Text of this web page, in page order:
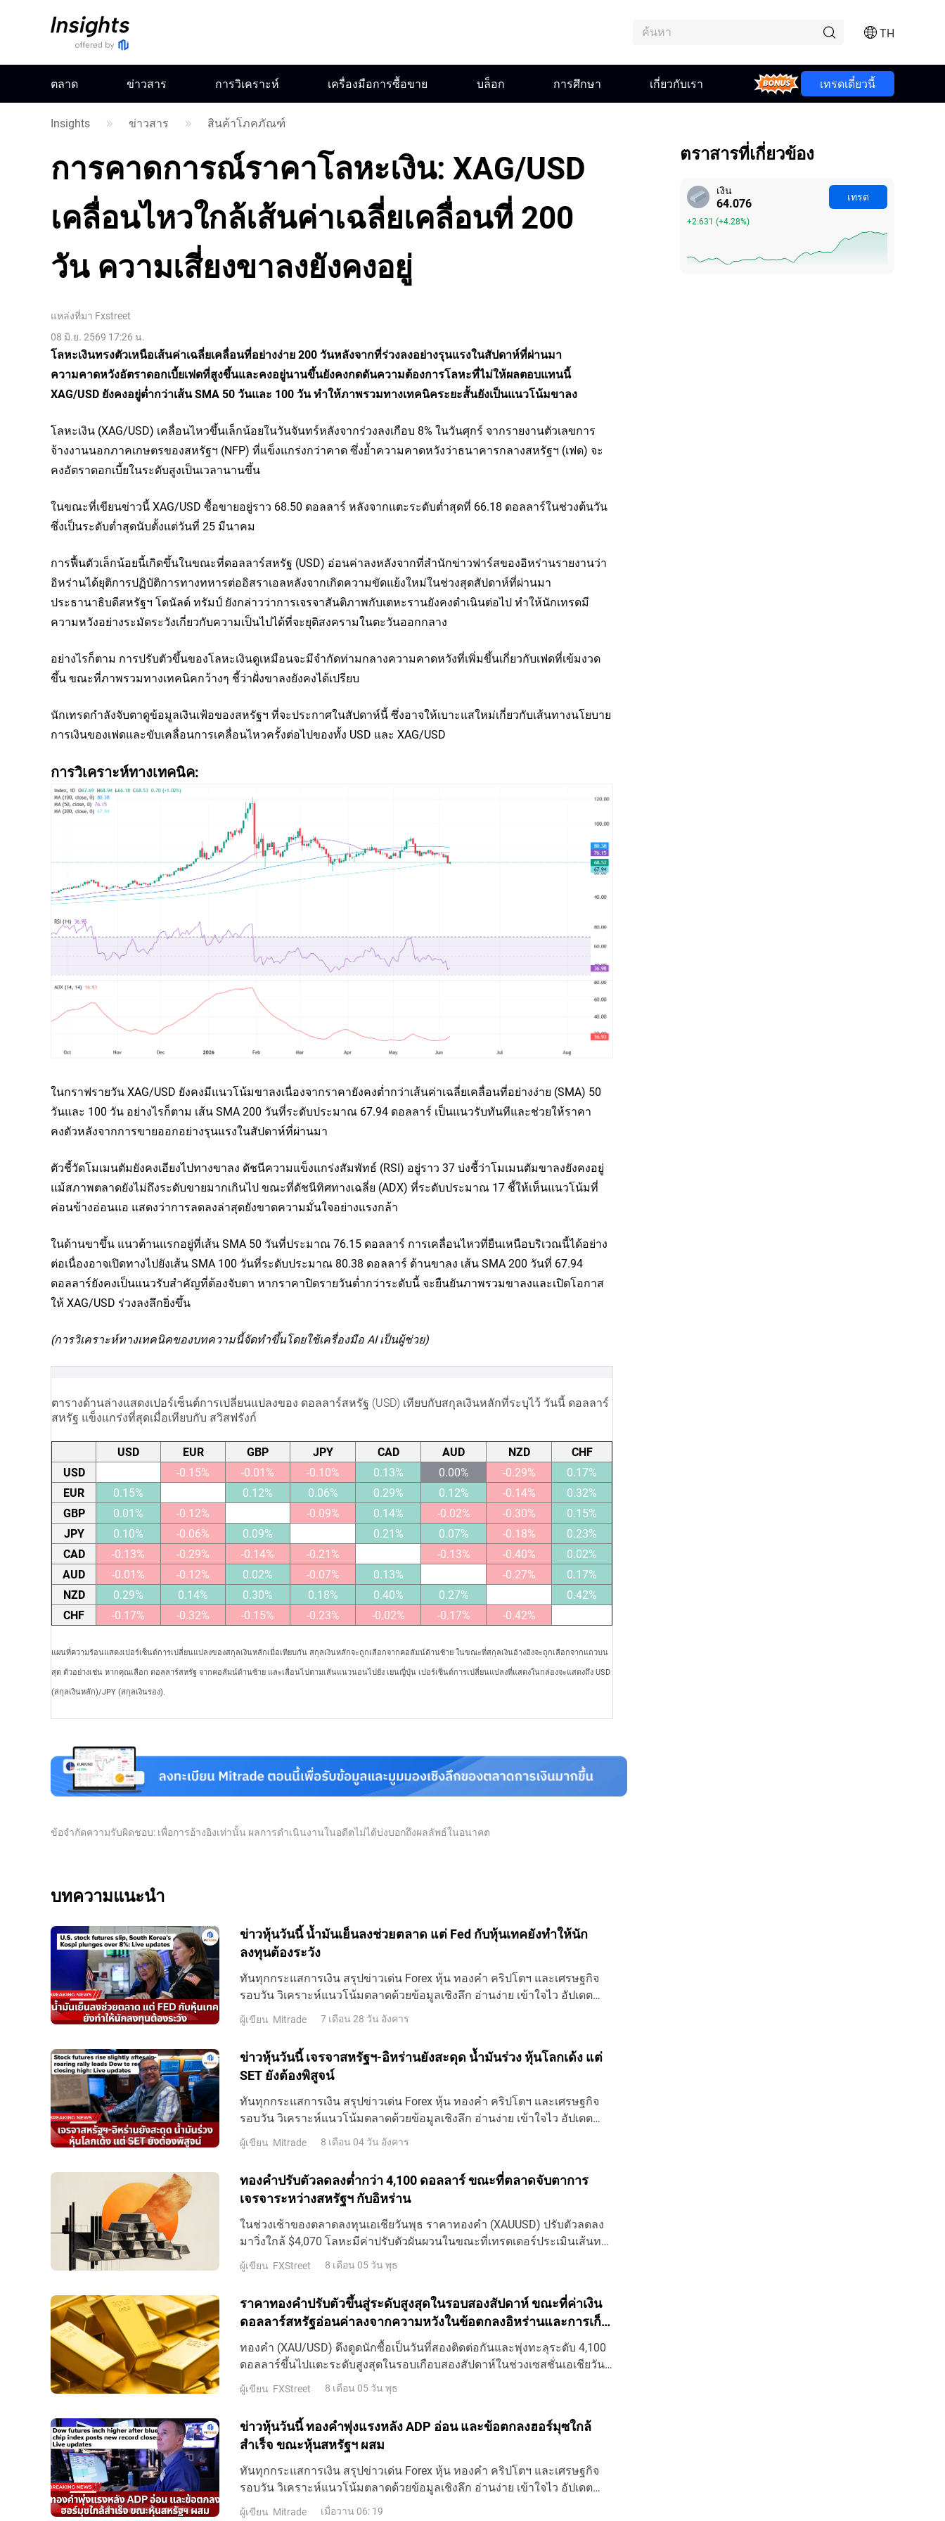
TH
ตลาด ข่าวสาร การวิเคราะห์ เครื่องมือการซื้อขาย บล็อก การศึกษา เกี่ยวกับเรา Bonus เทรดเดี๋ยวนี้
Insights ข่าวสาร สินค้าโภคภัณฑ์
การคาดการณ์ราคาโลหะเงิน: XAG/USD
เคลื่อนไหวใกล้เส้นค่าเฉลี่ยเคลื่อนที่ 200
วัน ความเสี่ยงขาลงยังคงอยู่
แหล่งที่มา Fxstreet
08 มิ.ย. 2569 17:26 น.
โลหะเงินทรงตัวเหนือเส้นค่าเฉลี่ยเคลื่อนที่อย่างง่าย 200 วันหลังจากที่ร่วงลงอย่างรุนแรงในสัปดาห์ที่ผ่านมา
ความคาดหวังอัตราดอกเบี้ยเฟดที่สูงขึ้นและคงอยู่นานขึ้นยังคงกดดันความต้องการโลหะที่ไม่ให้ผลตอบแทนนี้
XAG/USD ยังคงอยู่ต่ำกว่าเส้น SMA 50 วันและ 100 วัน ทำให้ภาพรวมทางเทคนิคระยะสั้นยังเป็นแนวโน้มขาลง
โลหะเงิน (XAG/USD) เคลื่อนไหวขึ้นเล็กน้อยในวันจันทร์หลังจากร่วงลงเกือบ 8% ในวันศุกร์ จากรายงานตัวเลขการ
จ้างงานนอกภาคเกษตรของสหรัฐฯ (NFP) ที่แข็งแกร่งกว่าคาด ซึ่งย้ำความคาดหวังว่าธนาคารกลางสหรัฐฯ (เฟด) จะ
คงอัตราดอกเบี้ยในระดับสูงเป็นเวลานานขึ้น
ในขณะที่เขียนข่าวนี้ XAG/USD ซื้อขายอยู่ราว 68.50 ดอลลาร์ หลังจากแตะระดับต่ำสุดที่ 66.18 ดอลลาร์ในช่วงต้นวัน
ซึ่งเป็นระดับต่ำสุดนับตั้งแต่วันที่ 25 มีนาคม
การฟื้นตัวเล็กน้อยนี้เกิดขึ้นในขณะที่ดอลลาร์สหรัฐ (USD) อ่อนค่าลงหลังจากที่สำนักข่าวฟาร์สของอิหร่านรายงานว่า
อิหร่านได้ยุติการปฏิบัติการทางทหารต่ออิสราเอลหลังจากเกิดความขัดแย้งใหม่ในช่วงสุดสัปดาห์ที่ผ่านมา
ประธานาธิบดีสหรัฐฯ โดนัลด์ ทรัมป์ ยังกล่าวว่าการเจรจาสันติภาพกับเตหะรานยังคงดำเนินต่อไป ทำให้นักเทรดมี
ความหวังอย่างระมัดระวังเกี่ยวกับความเป็นไปได้ที่จะยุติสงครามในตะวันออกกลาง
อย่างไรก็ตาม การปรับตัวขึ้นของโลหะเงินดูเหมือนจะมีจำกัดท่ามกลางความคาดหวังที่เพิ่มขึ้นเกี่ยวกับเฟดที่เข้มงวด
ขึ้น ขณะที่ภาพรวมทางเทคนิคกว้างๆ ชี้ว่าฝั่งขาลงยังคงได้เปรียบ
นักเทรดกำลังจับตาดูข้อมูลเงินเฟ้อของสหรัฐฯ ที่จะประกาศในสัปดาห์นี้ ซึ่งอาจให้เบาะแสใหม่เกี่ยวกับเส้นทางนโยบาย
การเงินของเฟดและขับเคลื่อนการเคลื่อนไหวครั้งต่อไปของทั้ง USD และ XAG/USD
การวิเคราะห์ทางเทคนิค:
ในกราฟรายวัน XAG/USD ยังคงมีแนวโน้มขาลงเนื่องจากราคายังคงต่ำกว่าเส้นค่าเฉลี่ยเคลื่อนที่อย่างง่าย (SMA) 50
วันและ 100 วัน อย่างไรก็ตาม เส้น SMA 200 วันที่ระดับประมาณ 67.94 ดอลลาร์ เป็นแนวรับทันทีและช่วยให้ราคา
คงตัวหลังจากการขายออกอย่างรุนแรงในสัปดาห์ที่ผ่านมา
ตัวชี้วัดโมเมนตัมยังคงเอียงไปทางขาลง ดัชนีความแข็งแกร่งสัมพัทธ์ (RSI) อยู่ราว 37 บ่งชี้ว่าโมเมนตัมขาลงยังคงอยู่
แม้สภาพตลาดยังไม่ถึงระดับขายมากเกินไป ขณะที่ดัชนีทิศทางเฉลี่ย (ADX) ที่ระดับประมาณ 17 ชี้ให้เห็นแนวโน้มที่
ค่อนข้างอ่อนแอ แสดงว่าการลดลงล่าสุดยังขาดความมั่นใจอย่างแรงกล้า
ในด้านขาขึ้น แนวต้านแรกอยู่ที่เส้น SMA 50 วันที่ประมาณ 76.15 ดอลลาร์ การเคลื่อนไหวที่ยืนเหนือบริเวณนี้ได้อย่าง
ต่อเนื่องอาจเปิดทางไปยังเส้น SMA 100 วันที่ระดับประมาณ 80.38 ดอลลาร์ ด้านขาลง เส้น SMA 200 วันที่ 67.94
ดอลลาร์ยังคงเป็นแนวรับสำคัญที่ต้องจับตา หากราคาปิดรายวันต่ำกว่าระดับนี้ จะยืนยันภาพรวมขาลงและเปิดโอกาส
ให้ XAG/USD ร่วงลงลึกยิ่งขึ้น
(การวิเคราะห์ทางเทคนิคของบทความนี้จัดทำขึ้นโดยใช้เครื่องมือ AI เป็นผู้ช่วย)
ตารางด้านล่างแสดงเปอร์เซ็นต์การเปลี่ยนแปลงของ ดอลลาร์สหรัฐ (USD) เทียบกับสกุลเงินหลักที่ระบุไว้ วันนี้ ดอลลาร์
สหรัฐ แข็งแกร่งที่สุดเมื่อเทียบกับ สวิสฟรังก์
USD EUR GBP JPY CAD AUD NZD
CHF
USD
-0.15% -0.01% -0.10% 0.13% 0.00% -0.29%
0.17%
EUR
0.15% 0.12% 0.06% 0.29% 0.12% -0.14%
0.32%
GBP
0.01% -0.12% -0.09% 0.14% -0.02% -0.30%
0.15%
JPY
0.10% -0.06% 0.09% 0.21% 0.07% -0.18%
0.23%
CAD
-0.13% -0.29% -0.14% -0.21% -0.13% -0.40%
0.02%
AUD
-0.01% -0.12% 0.02% -0.07% 0.13% -0.27%
0.17%
NZD
0.29% 0.14% 0.30% 0.18% 0.40% 0.27%
0.42%
CHF
-0.17% -0.32% -0.15% -0.23% -0.02% -0.17% -0.42%
แผนที่ความร้อนแสดงเปอร์เซ็นต์การเปลี่ยนแปลงของสกุลเงินหลักเมื่อเทียบกัน สกุลเงินหลักจะถูกเลือกจากคอลัมน์ด้านซ้าย ในขณะที่สกุลเงินอ้างอิงจะถูกเลือกจากแถวบน
สุด ตัวอย่างเช่น หากคุณเลือก ดอลลาร์สหรัฐ จากคอลัมน์ด้านซ้าย และเลื่อนไปตามเส้นแนวนอนไปยัง เยนญี่ปุ่น เปอร์เซ็นต์การเปลี่ยนแปลงที่แสดงในกล่องจะแสดงถึง USD
(สกุลเงินหลัก)/JPY (สกุลเงินรอง).
ข้อจำกัดความรับผิดชอบ: เพื่อการอ้างอิงเท่านั้น ผลการดำเนินงานในอดีตไม่ได้บ่งบอกถึงผลลัพธ์ในอนาคต
บทความแนะนำ
ข่าวหุ้นวันนี้ น้ำมันเย็นลงช่วยตลาด แต่ Fed กับหุ้นเทคยังทำให้นัก
ลงทุนต้องระวัง
ทันทุกกระแสการเงิน สรุปข่าวเด่น Forex หุ้น ทองคำ คริปโตฯ และเศรษฐกิจ
รอบวัน วิเคราะห์แนวโน้มตลาดด้วยข้อมูลเชิงลึก อ่านง่าย เข้าใจไว อัปเดต
ล่าสุดที่นี่
ผู้เขียน Mitrade 7 เดือน 28 วัน อังคาร
ข่าวหุ้นวันนี้ เจรจาสหรัฐฯ-อิหร่านยังสะดุด น้ำมันร่วง หุ้นโลกเด้ง แต่
SET ยังต้องพิสูจน์
ทันทุกกระแสการเงิน สรุปข่าวเด่น Forex หุ้น ทองคำ คริปโตฯ และเศรษฐกิจ
รอบวัน วิเคราะห์แนวโน้มตลาดด้วยข้อมูลเชิงลึก อ่านง่าย เข้าใจไว อัปเดต
ล่าสุดที่นี่
ผู้เขียน Mitrade 8 เดือน 04 วัน อังคาร
ทองคำปรับตัวลดลงต่ำกว่า 4,100 ดอลลาร์ ขณะที่ตลาดจับตาการ
เจรจาระหว่างสหรัฐฯ กับอิหร่าน
ในช่วงเช้าของตลาดลงทุนเอเชียวันพุธ ราคาทองคํา (XAUUSD) ปรับตัวลดลง
มาวิ่งใกล้ $4,070 โลหะมีค่าปรับตัวผันผวนในขณะที่เทรดเดอร์ประเมินเส้นทาง
อัตราดอกเบี้ยของธนาคารกลางสหรัฐฯ (เฟด) ท่ามกลางความไม่แน่นอนใน
ตะวันออกกลาง
ผู้เขียน FXStreet 8 เดือน 05 วัน พุธ
ราคาทองคําปรับตัวขึ้นสู่ระดับสูงสุดในรอบสองสัปดาห์ ขณะที่ค่าเงิน
ดอลลาร์สหรัฐอ่อนค่าลงจากความหวังในข้อตกลงอิหร่านและการเก็ง
การขึ้นดอกเบี้ยของเฟดที่ลดลง
ทองคํา (XAU/USD) ดึงดูดนักซื้อเป็นวันที่สองติดต่อกันและพุ่งทะลุระดับ 4,100
ดอลลาร์ขึ้นไปแตะระดับสูงสุดในรอบเกือบสองสัปดาห์ในช่วงเซสชั่นเอเชียวัน
พุธ
ผู้เขียน FXStreet 8 เดือน 05 วัน พุธ
ข่าวหุ้นวันนี้ ทองคำพุ่งแรงหลัง ADP อ่อน และข้อตกลงฮอร์มุซใกล้
สำเร็จ ขณะหุ้นสหรัฐฯ ผสม
ทันทุกกระแสการเงิน สรุปข่าวเด่น Forex หุ้น ทองคำ คริปโตฯ และเศรษฐกิจ
รอบวัน วิเคราะห์แนวโน้มตลาดด้วยข้อมูลเชิงลึก อ่านง่าย เข้าใจไว อัปเดต
ล่าสุดที่นี่
ผู้เขียน Mitrade เมื่อวาน 06: 19
ตราสารที่เกี่ยวข้อง
เงิน
64.076
+2.631 (+4.28%)
เทรด